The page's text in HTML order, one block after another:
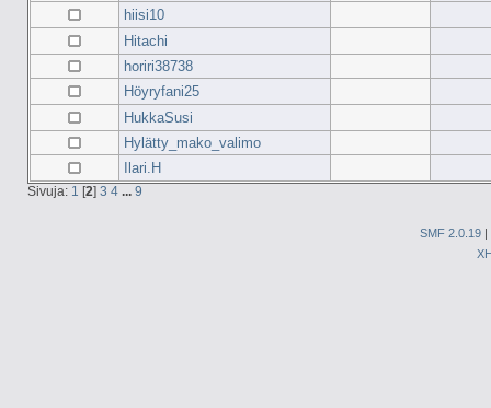
hiisi10
Hitachi
horiri38738
Höyryfani25
HukkaSusi
Hylätty_mako_valimo
Ilari.H
Sivuja: 1 [2] 3 4 ... 9
SMF 2.0.19